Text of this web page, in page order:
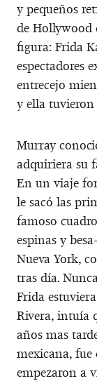
y pequeños
de Hollywood
figura: Frida
espectadores
entrecejo
y ella
Murray
adquiriera su
En un viaje
le sacó las
famoso
espinas y
Nueva York,
tras día.
Frida
Rivera, intuía
años mas
mexicana,
empezaron a